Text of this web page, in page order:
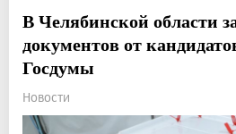
В Челябинской области
документов от
Госдумы
Новости